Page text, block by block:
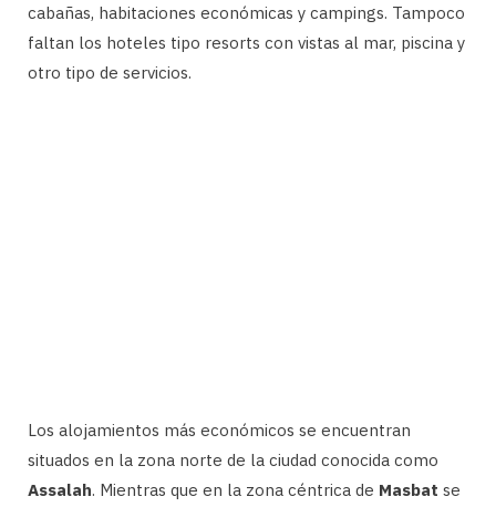
cabañas, habitaciones económicas y campings. Tampoco
faltan los hoteles tipo resorts con vistas al mar, piscina y
otro tipo de servicios.
Los alojamientos más económicos se encuentran
situados en la zona norte de la ciudad conocida como
Assalah. Mientras que en la zona céntrica de Masbat se